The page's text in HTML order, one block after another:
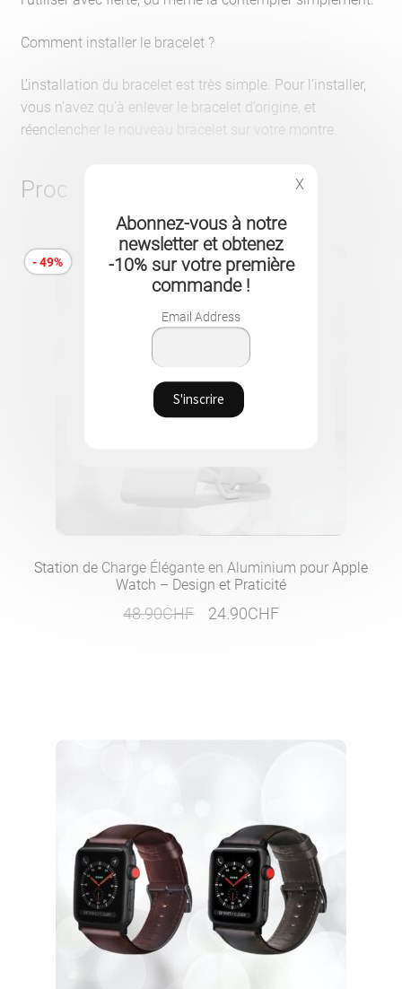
Comment installer le bracelet ?
L’installation du bracelet est très simple. Pour l’installer,
vous n’avez qu’à enlever le bracelet d’origine, et
réenclencher le nouveau bracelet sur votre montre.
Produits similaires
Station de Charge Élégante en Aluminium pour Apple
Watch – Design et Praticité
- 49%
48.90CHF
Le24.90CHFLe
X
Abonnez-vous à notre
newsletter et obtenez
-10% sur votre première
commande !
Email Address